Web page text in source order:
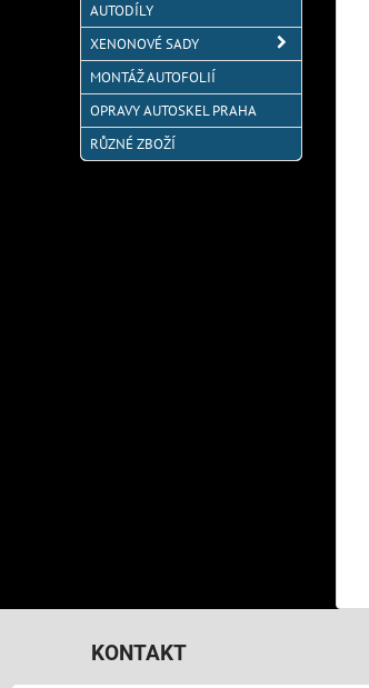
AUTODÍLY
XENONOVÉ SADY
MONTÁŽ AUTOFOLIÍ
OPRAVY AUTOSKEL PRAHA
RŮZNÉ ZBOŽÍ
KONTAKT